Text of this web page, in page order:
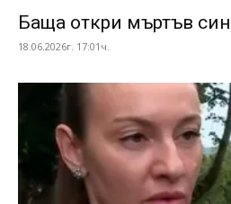
Баща откри мъртъв
18.06.2026г. 17:01ч.